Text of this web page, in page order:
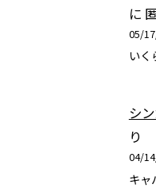
に
05/
いく
シ
り
04/
キャ